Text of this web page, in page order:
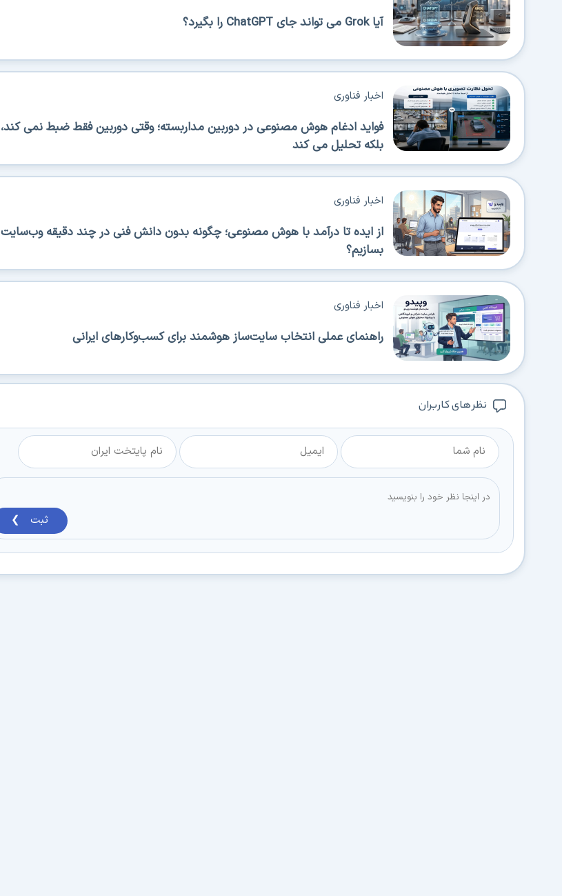
آیا Grok می تواند جای ChatGPT را بگیرد؟
فواید ادغام هوش مصنوعی در دوربین مداربسته؛ وقتی دوربین فقط ضبط نمی کند،
بلکه تحلیل می کند
اخبار فناوری
از ایده تا درآمد با هوش مصنوعی؛ چگونه بدون دانش فنی در چند دقیقه وب‌سایت
بسازیم؟
اخبار فناوری
راهنمای عملی انتخاب سایت‌ساز هوشمند برای کسب‌وکارهای ایرانی
اخبار فناوری
نظر های کاربران
ثبت ❯